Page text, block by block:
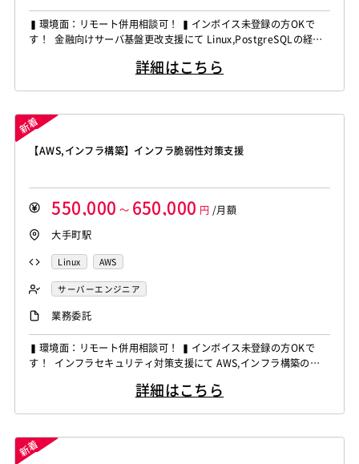
▍環境面：リモート併用相談可！ ▍インボイス未登録の方OKで
す！ 金融向けサーバ基盤更改支援にて Linux,PostgreSQLの経験
築 ・基本設計書・詳細設計書作成 ・ハードウェア更改対応 ・基
詳細はこちら
【AWS,インフラ構築】インフラ脆弱性対策支援
550,000 ～ 650,000 円 /月額
大手町駅
Linux AWS
サーバーエンジニア
業務委託
▍環境面：リモート併用相談可！ ▍インボイス未登録の方OKで
す！ インフラセキュリティ対策支援にて AWS,インフラ構築の経
・AWS環境の運用・改善 ・老朽化基盤の設計・構築・移行 ・O
詳細はこちら